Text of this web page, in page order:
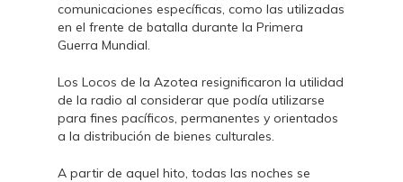
comunicaciones específicas, como las utilizadas
en el frente de batalla durante la Primera
Guerra Mundial.
Los Locos de la Azotea resignificaron la utilidad
de la radio al considerar que podía utilizarse
para fines pacíficos, permanentes y orientados
a la distribución de bienes culturales.
A partir de aquel hito, todas las noches se